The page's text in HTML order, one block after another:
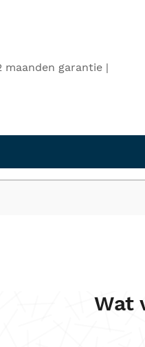
maanden garantie |
Wat